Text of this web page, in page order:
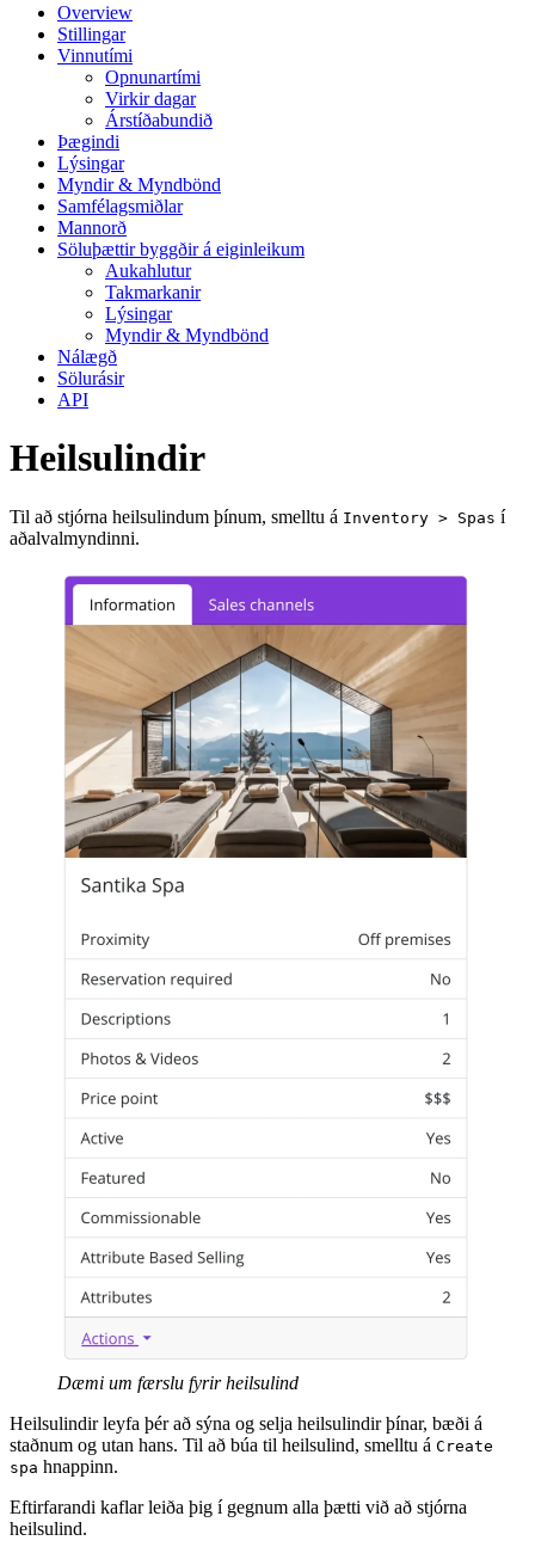
Overview
Stillingar
Vinnutími
Opnunartími
Virkir dagar
Árstíðabundið
Þægindi
Lýsingar
Myndir & Myndbönd
Samfélagsmiðlar
Mannorð
Söluþættir byggðir á eiginleikum
Aukahlutur
Takmarkanir
Lýsingar
Myndir & Myndbönd
Nálægð
Sölurásir
API
Heilsulindir
Til að stjórna heilsulindum þínum, smelltu á Inventory > Spas í
aðalvalmyndinni.
Dæmi um færslu fyrir heilsulind
Heilsulindir leyfa þér að sýna og selja heilsulindir þínar, bæði á
staðnum og utan hans. Til að búa til heilsulind, smelltu á Create
spa hnappinn.
Eftirfarandi kaflar leiða þig í gegnum alla þætti við að stjórna
heilsulind.